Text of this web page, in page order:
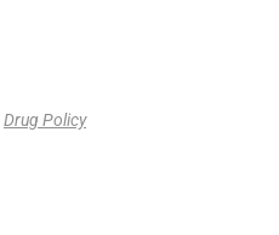
Drug Policy